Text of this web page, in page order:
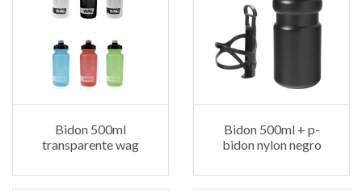
Bidon 500ml
transparente wag
Bidon 500ml + p-
bidon nylon negro